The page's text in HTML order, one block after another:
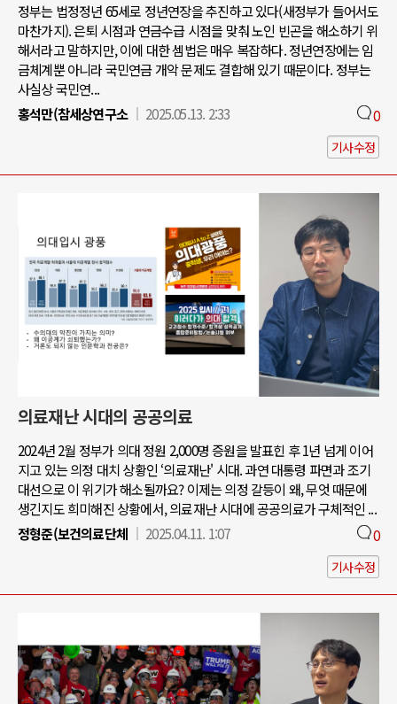
정부는 법정정년 65세로 정년연장을 추진하고 있다(새정부가 들어서도
마찬가지). 은퇴 시점과 연금수급 시점을 맞춰 노인 빈곤을 해소하기 위
해서라고 말하지만, 이에 대한 셈법은 매우 복잡하다. 정년연장에는 임
금체계뿐 아니라 국민연금 개악 문제도 결합해 있기 때문이다. 정부는
사실상 국민연...
홍석만(참세상연구소
2025.05.13. 2:33 0
기사수정
의료재난 시대의 공공의료
2024년 2월 정부가 의대 정원 2,000명 증원을 발표힌 후 1년 넘게 이어
지고 있는 의정 대치 상황인 ‘의료재난' 시대. 과연 대통령 파면과 조기
대선으로 이 위기가 해소될까요? 이제는 의정 갈등이 왜, 무엇 때문에
생긴지도 희미해진 상황에서, 의료재난 시대에 공공의료가 구체적인 ...
정형준(보건의료단체
2025.04.11. 1:07 0
기사수정